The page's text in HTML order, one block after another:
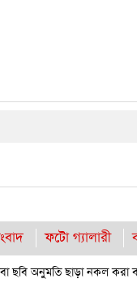
ফটো গ্যালারী
ছবি অনুমতি ছাড়া নকল করা